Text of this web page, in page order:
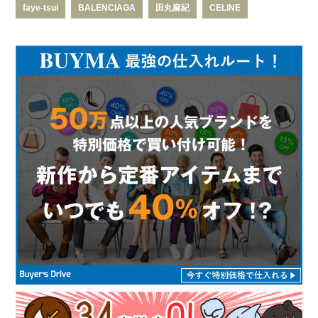
faye-tsui BALENCIAGA 田丸麻紀 CELINE